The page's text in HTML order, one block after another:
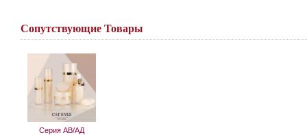
Сопутствующие Товары
Серия АВ/АД